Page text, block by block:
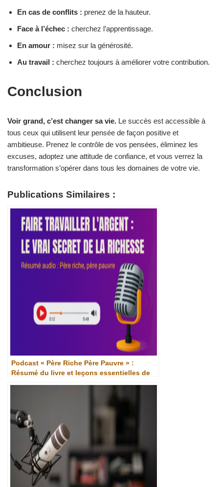
En cas de conflits : prenez de la hauteur.
Face à l’échec : cherchez l’apprentissage.
En amour : misez sur la générosité.
Au travail : cherchez toujours à améliorer votre contribution.
Conclusion
Voir grand, c’est changer sa vie. Le succès est accessible à
tous ceux qui utilisent leur pensée de façon positive et
ambitieuse. Prenez le contrôle de vos pensées, éliminez les
excuses, adoptez une attitude de confiance, et vous verrez la
transformation s’opérer dans tous les domaines de votre vie.
Publications Similaires :
Podcast « Père Riche Père Pauvre » :
Résumé du livre et leçons essentielles de